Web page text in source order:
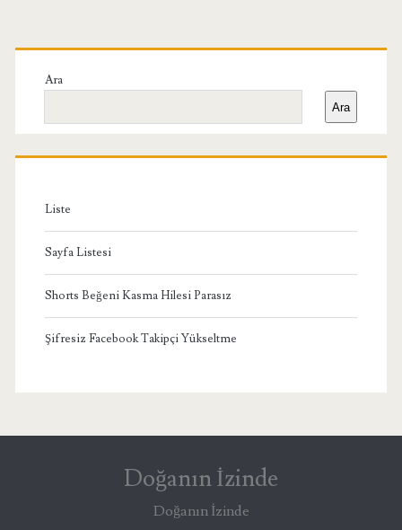
Birincil
Yan
Menü
Ara
Ara
Liste
Sayfa Listesi
Shorts Beğeni Kasma Hilesi Parasız
Şifresiz Facebook Takipçi Yükseltme
Doğanın İzinde
Doğanın İzinde